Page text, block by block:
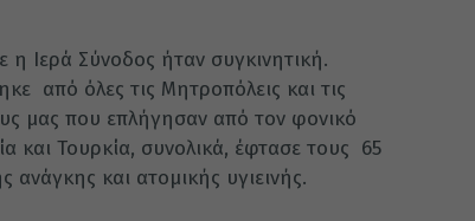
Ιερά Σύνοδος ήταν συγκινητική.
από όλες τις Μητροπόλεις και τις
μας που επλήγησαν από τον φονικό
και Τουρκία, συνολικά, έφτασε τους 65
και ατομικής υγιεινής.